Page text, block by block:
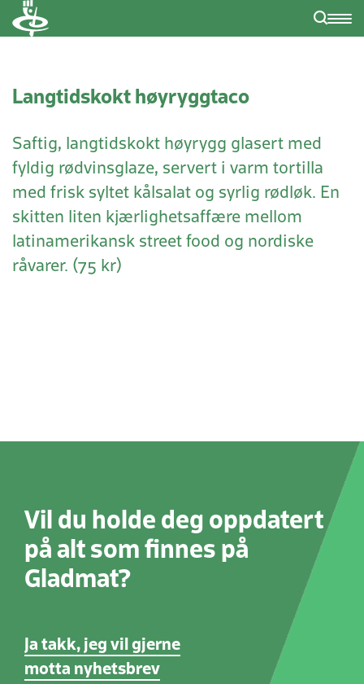
Langtidskokt høyryggtaco
Saftig, langtidskokt høyrygg glasert med
fyldig rødvinsglaze, servert i varm tortilla
med frisk syltet kålsalat og syrlig rødløk. En
skitten liten kjærlighetsaffære mellom
latinamerikansk street food og nordiske
råvarer. (75 kr)
Vil du holde deg oppdatert
på alt som finnes på
Gladmat?
Ja takk, jeg vil gjerne
motta nyhetsbrev